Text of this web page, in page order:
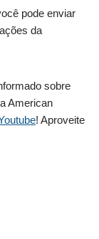
pode enviar
da
sobre
American
! Aproveite